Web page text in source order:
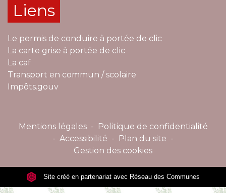
Liens
Le permis de conduire à portée de clic
La carte grise à portée de clic
La caf
Transport en commun / scolaire
Impôts.gouv
Mentions légales - Politique de confidentialité
- Accessibilité - Plan du site -
Gestion des cookies
Site créé en partenariat avec Réseau des Communes